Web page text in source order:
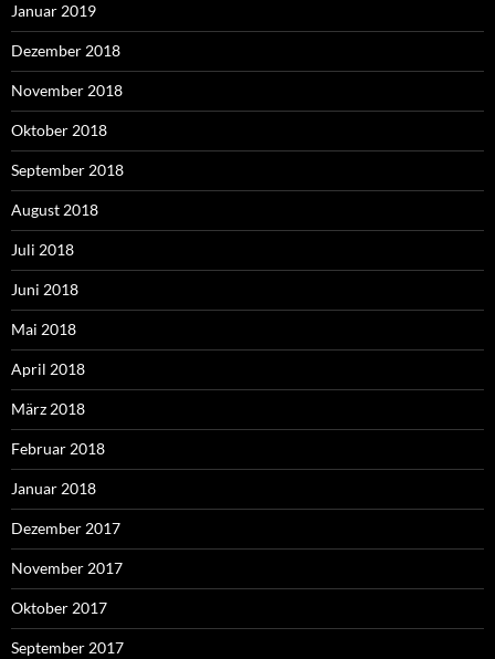
Januar 2019
Dezember 2018
November 2018
Oktober 2018
September 2018
August 2018
Juli 2018
Juni 2018
Mai 2018
April 2018
März 2018
Februar 2018
Januar 2018
Dezember 2017
November 2017
Oktober 2017
September 2017